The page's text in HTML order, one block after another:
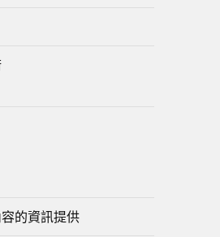
的資訊提供